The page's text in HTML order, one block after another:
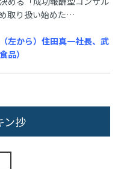
取り扱い始めた…
左から）住田真一社長、武
品）
ン抄